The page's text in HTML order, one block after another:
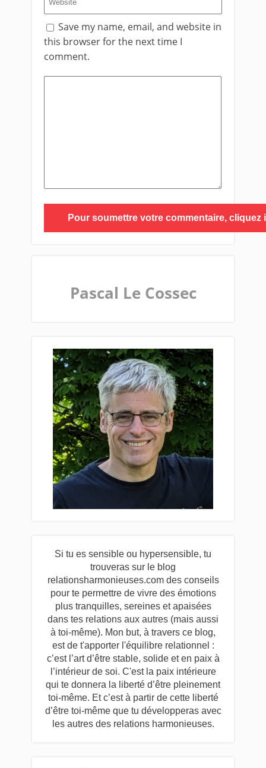
Save my name, email, and website in
this browser for the next time I
comment.
Pascal Le Cossec
Si tu es sensible ou hypersensible, tu
trouveras sur le blog
relationsharmonieuses.com des conseils
pour te permettre de vivre des émotions
plus tranquilles, sereines et apaisées
dans tes relations aux autres (mais aussi
à toi-même). Mon but, à travers ce blog,
est de t'apporter l'équilibre relationnel :
c’est l’art d’être stable, solide et en paix à
l’intérieur de soi. C'est la paix intérieure
qui te donnera la liberté d’être pleinement
toi-même. Et c’est à partir de cette liberté
d’être toi-même que tu développeras avec
les autres des relations harmonieuses.